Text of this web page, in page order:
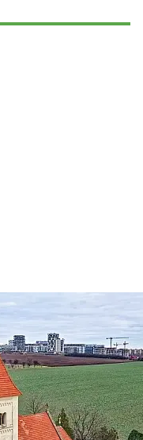
2026
v jihozápadním
z pozice ÚMČ Praha